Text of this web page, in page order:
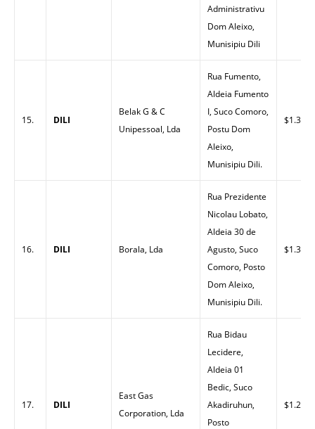
Administrativu
Dom Aleixo,
Munisipiu Dili
15. DILI
Belak G & C
Unipessoal, Lda
Rua Fumento,
Aldeia Fumento
I, Suco Comoro,
Postu Dom
Aleixo,
Munisipiu Dili.
$1.33
16. DILI Borala, Lda
Rua Prezidente
Nicolau Lobato,
Aldeia 30 de
Agusto, Suco
Comoro, Posto
Dom Aleixo,
Munisipiu Dili.
$1.30
17. DILI
East Gas
Corporation, Lda
Rua Bidau
Lecidere,
Aldeia 01
Bedic, Suco
Akadiruhun,
Posto
$1.28